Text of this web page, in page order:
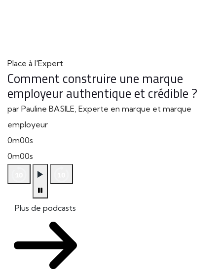
Place à l'Expert
Comment construire une marque
employeur authentique et crédible ?
par Pauline BASILE, Experte en marque et marque
employeur
0m00s
0m00s
Plus de podcasts